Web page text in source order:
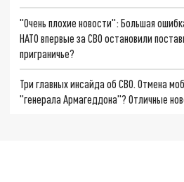
"Очень плохие новости": Большая
НАТО впервые за СВО остановили
приграничье?
Три главных инсайда об СВО. Отмена
"генерала Армагеддона"? Отличные